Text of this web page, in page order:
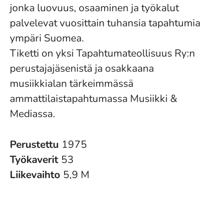
jonka luovuus, osaaminen ja työkalut
palvelevat vuosittain tuhansia tapahtumia
ympäri Suomea.
Tiketti on yksi Tapahtumateollisuus Ry:n
perustajajäsenistä ja osakkaana
musiikkialan tärkeimmässä
ammattilaistapahtumassa Musiikki &
Mediassa.
Perustettu 1975
Työkaverit 53
Liikevaihto 5,9 M